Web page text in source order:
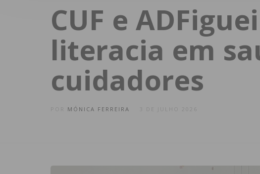
CUF e
literacia em
cuidadores
MÓNICA FERREIRA